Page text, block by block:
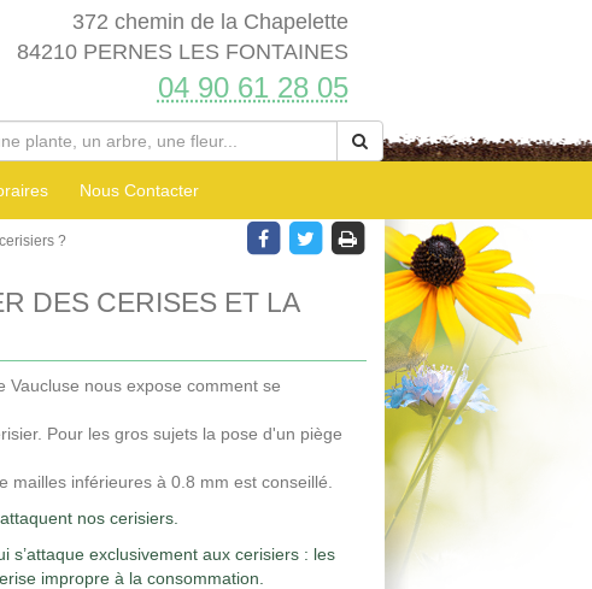
372 chemin de la Chapelette
84210 PERNES LES FONTAINES
04 90 61 28 05
Nous Contacter
?
DES CERISES ET LA
Vaucluse nous expose comment se
Pour les gros sujets la pose d'un piège
inférieures à 0.8 mm est conseillé.
nos cerisiers.
s’attaque exclusivement aux cerisiers : les
impropre à la consommation.